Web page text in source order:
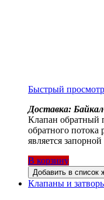
Быстрый просмотр
Доставка:
Клапан обратный
обратного потока
является
В корзину
Добавить в список
Клапаны и